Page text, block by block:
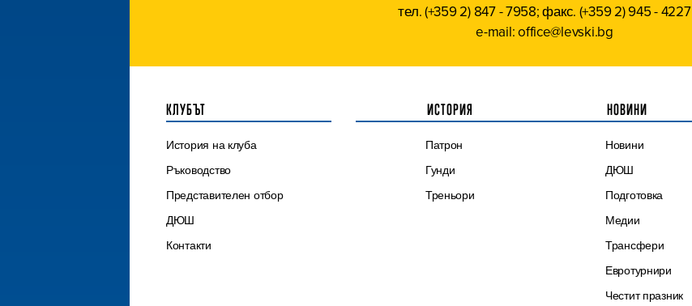
тел. (+359 2) 847 - 7958; факс. (+359 2) 945 - 4227
e-mail: office@levski.bg
КЛУБЪТ
История на клуба
Ръководство
Представителен отбор
ДЮШ
Контакти
ИСТОРИЯ
Патрон
Гунди
Треньори
НОВИНИ
Новини
ДЮШ
Подготовка
Медии
Трансфери
Евротурнири
Честит празник